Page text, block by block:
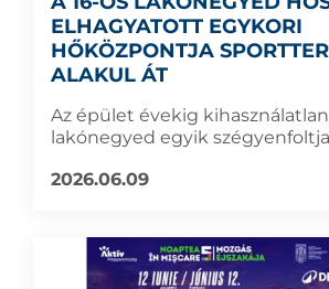
ELHAGYATOTT EGYKORI
HŐKÖZPONTJA
ALAKUL ÁT
Az épület évekig
lakónegyed egyik
2026.06.09